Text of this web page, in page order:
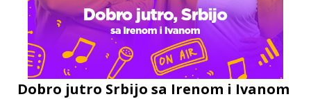
Dobro jutro Srbijo sa Irenom i Ivanom